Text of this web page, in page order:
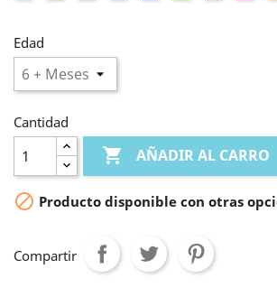
Edad
Cantidad
 AÑADIR AL CARRO
 Producto disponible con otras
Compartir